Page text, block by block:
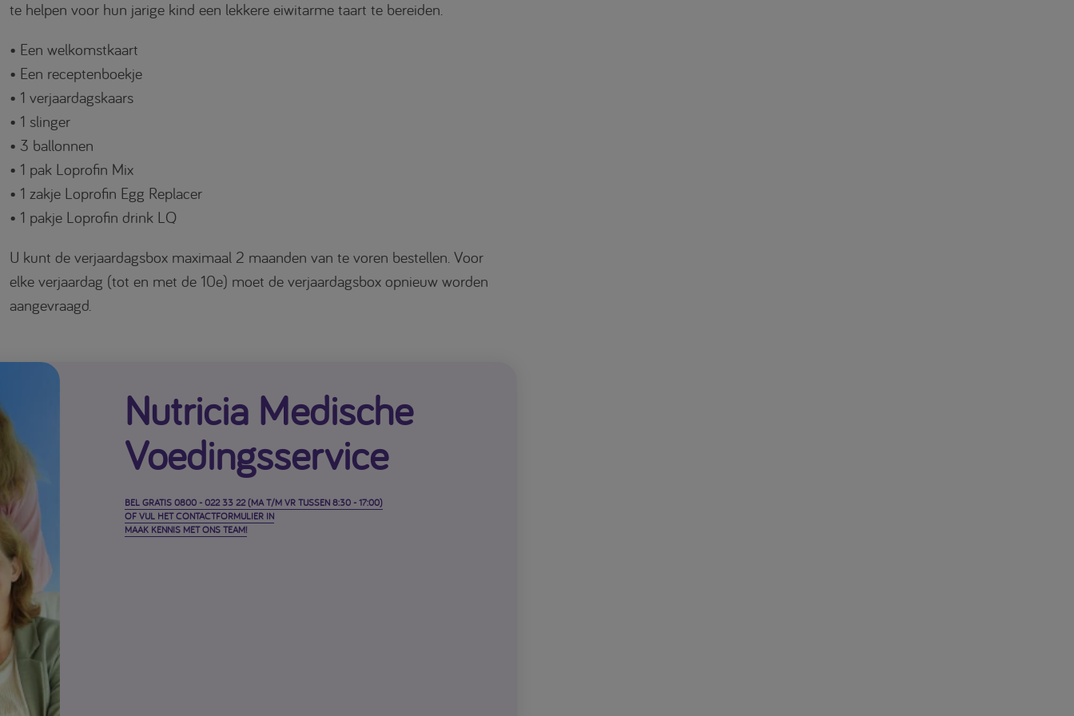
te helpen voor hun jarige kind een lekkere eiwitarme taart te bereiden.
• Een welkomstkaart
• Een receptenboekje
• 1 verjaardagskaars
• 1 slinger
• 3 ballonnen
• 1 pak Loprofin Mix
• 1 zakje Loprofin Egg Replacer
• 1 pakje Loprofin drink LQ
U kunt de verjaardagsbox maximaal 2 maanden van te voren bestellen. Voor
elke verjaardag (tot en met de 10e) moet de verjaardagsbox opnieuw worden
aangevraagd.
Nutricia Medische
Voedingsservice
BEL GRATIS 0800 - 022 33 22 (MA T/M VR TUSSEN 8:30 - 17:00)
OF VUL HET CONTACTFORMULIER IN
MAAK KENNIS MET ONS TEAM!